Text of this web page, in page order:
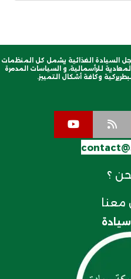
السيادة الغذائية يشمل كل المنظمات
للرأسمالية، و السياسات المدمرة
وكافة أشكال التمييز.
؟
معنا